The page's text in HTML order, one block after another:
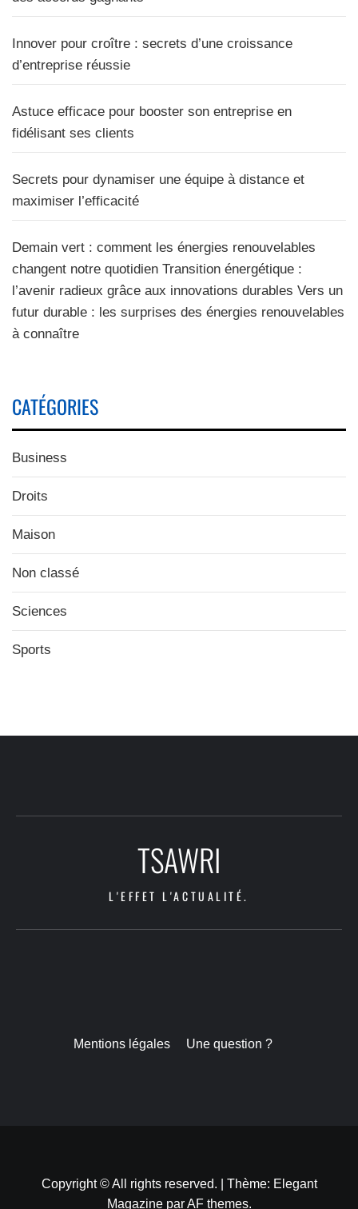
Innover pour croître : secrets d’une croissance
d’entreprise réussie
Astuce efficace pour booster son entreprise en
fidélisant ses clients
Secrets pour dynamiser une équipe à distance et
maximiser l’efficacité
Demain vert : comment les énergies renouvelables
changent notre quotidien Transition énergétique :
l’avenir radieux grâce aux innovations durables Vers un
futur durable : les surprises des énergies renouvelables
à connaître
CATÉGORIES
Business
Droits
Maison
Non classé
Sciences
Sports
TSAWRI
L'EFFET L'ACTUALITÉ.
Mentions légales Une question ?
Copyright © All rights reserved. Thème: Elegant
MagazineparAF themes.